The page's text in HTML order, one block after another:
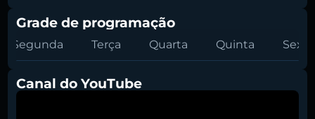
Grade de programação
Segunda Terça Quarta Quinta Sexta
Canal do YouTube